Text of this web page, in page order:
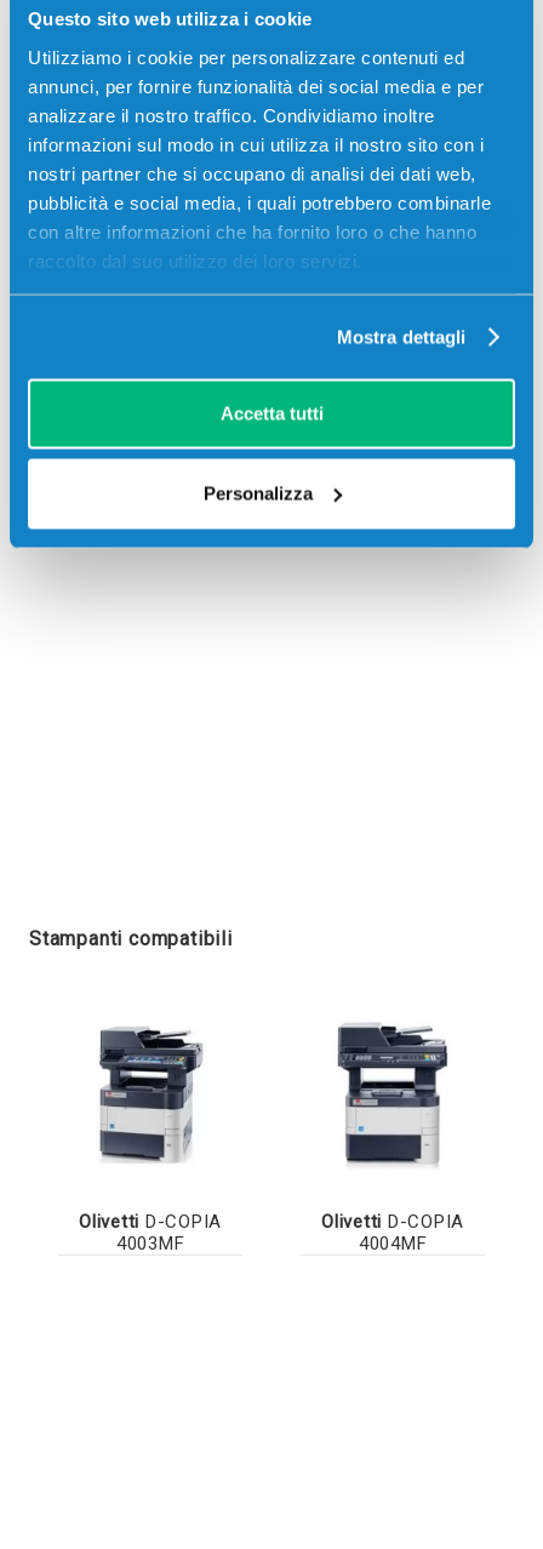
Questo sito web utilizza i cookie
Utilizziamo i cookie per personalizzare contenuti ed
annunci, per fornire funzionalità dei social media e per
analizzare il nostro traffico. Condividiamo inoltre
informazioni sul modo in cui utilizza il nostro sito con i
nostri partner che si occupano di analisi dei dati web,
pubblicità e social media, i quali potrebbero combinarle
con altre informazioni che ha fornito loro o che hanno
raccolto dal suo utilizzo dei loro servizi.
Mostra dettagli
Accetta tutti
Personalizza
Bonifico bancario
Descrizione
Toner originale Olivetti B1142 NERO 14500 pagine
per Stampanti: Olivetti D-COPIA 4003MF, Olivetti D-
Recensioni
Stampanti compatibili
Olivetti D-COPIA
4003MF
Olivetti D-COPIA
4004MF